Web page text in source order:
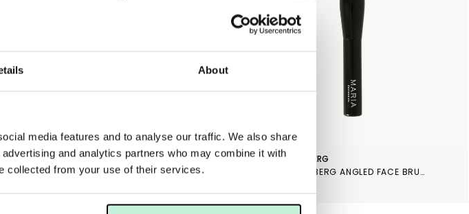
About
media features and to analyse our traffic. We also share
and analytics partners who may combine it with
collected from your use of their services.
MARIA ÅKERBERG
MARIA ÅKERBERG EYE DEFINER BRUSH
MARIA ÅKERBERG
MARIA ÅKERBERG ANGLED FACE BRUSH